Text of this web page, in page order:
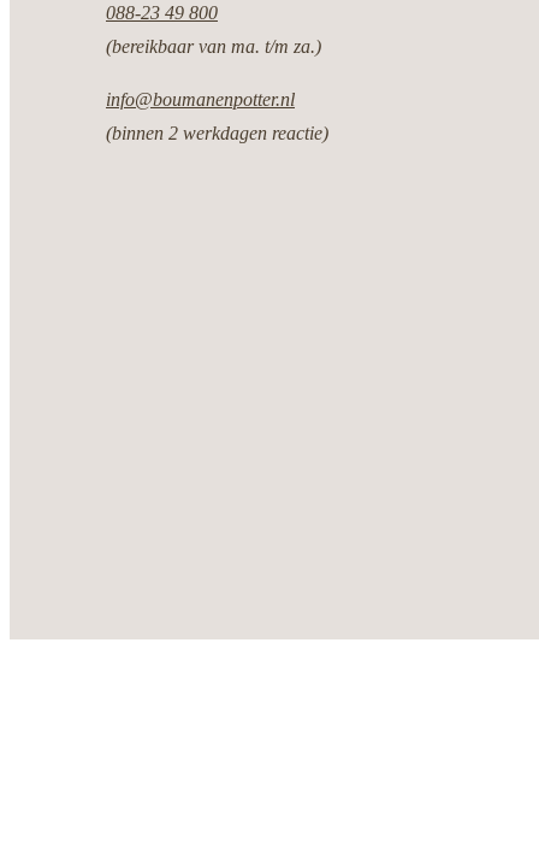
088-23 49 800
(bereikbaar van ma. t/m za.)
info@boumanenpotter.nl
(binnen 2 werkdagen reactie)